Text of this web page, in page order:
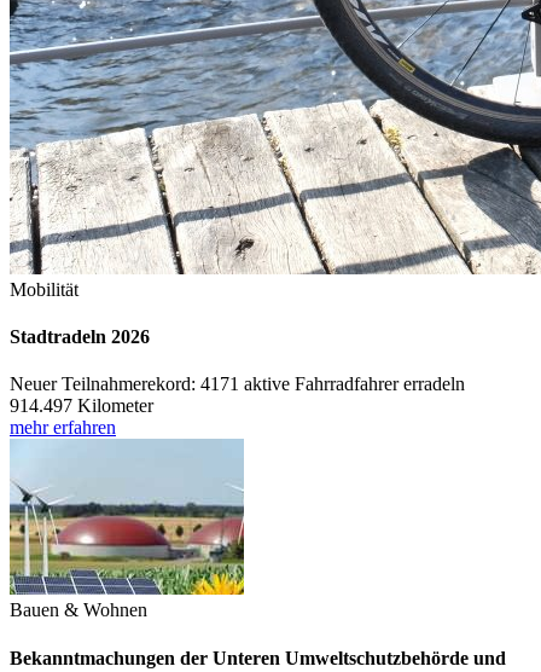
Mobilität
Stadtradeln 2026
Neuer Teilnahmerekord: 4171 aktive Fahrradfahrer erradeln
914.497 Kilometer
mehr erfahren
Bauen & Wohnen
Bekanntmachungen der Unteren Umweltschutzbehörde und